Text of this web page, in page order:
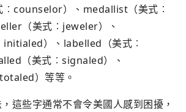
）、medallist（美式︰
（美式︰jeweler）、
）、labelled（美式︰
（美式︰signaled）、
）等等。
這些字通常不會令美國人感到困擾，